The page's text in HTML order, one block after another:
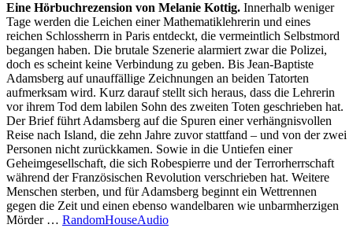
Eine Hörbuchrezension von Melanie Kottig. Innerhalb weniger
Tage werden die Leichen einer Mathematiklehrerin und eines
reichen Schlossherrn in Paris entdeckt, die vermeintlich Selbstmord
begangen haben. Die brutale Szenerie alarmiert zwar die Polizei,
doch es scheint keine Verbindung zu geben. Bis Jean-Baptiste
Adamsberg auf unauffällige Zeichnungen an beiden Tatorten
aufmerksam wird. Kurz darauf stellt sich heraus, dass die Lehrerin
vor ihrem Tod dem labilen Sohn des zweiten Toten geschrieben hat.
Der Brief führt Adamsberg auf die Spuren einer verhängnisvollen
Reise nach Island, die zehn Jahre zuvor stattfand – und von der zwei
Personen nicht zurückkamen. Sowie in die Untiefen einer
Geheimgesellschaft, die sich Robespierre und der Terrorherrschaft
während der Französischen Revolution verschrieben hat. Weitere
Menschen sterben, und für Adamsberg beginnt ein Wettrennen
gegen die Zeit und einen ebenso wandelbaren wie unbarmherzigen
Mörder … RandomHouseAudio